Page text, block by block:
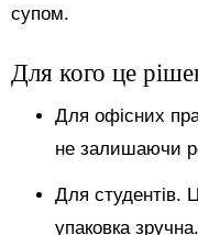
супом.
Для кого це
Для офісних
не залишаючи
Для студентів.
упаковка зручна.